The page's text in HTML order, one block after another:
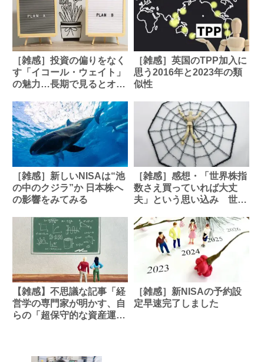
［雑感］投資の偏りをなく
す「イコール・ウェイト」
の魅力…長期で見るとオル
性も
［雑感］英国のTPP加入に
思う2016年と2023年の類
似性
［雑感］新しいNISAは“池
の中のクジラ”か 日本株へ
の影響をみてみる
［雑感］感想・「世界株指
数さえ買っていれば大丈
夫」という思い込み 世界
ワナ”【解説：三井住友DS
アセットマネジメント・チ
ーフグローバルストラテジ
スト】
【雑感】不思議な記事「経
営学の専門家が明かす、自
らの「超保守的な資産運
［雑感］新NISAの予約設
定早速完了しました